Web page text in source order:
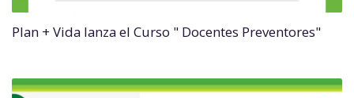
Plan + Vida lanza el Curso " Docentes Preventores"